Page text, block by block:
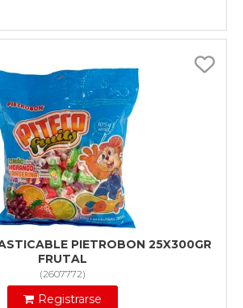
PIETROBON 25X300GR
FRUTAL
(2607772)
Registrarse